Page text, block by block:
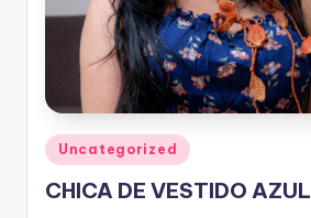
Publicado
en
Uncategorized
CHICA DE VESTIDO AZUL